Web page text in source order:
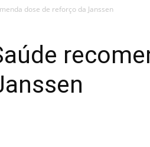
dose de reforço da Janssen